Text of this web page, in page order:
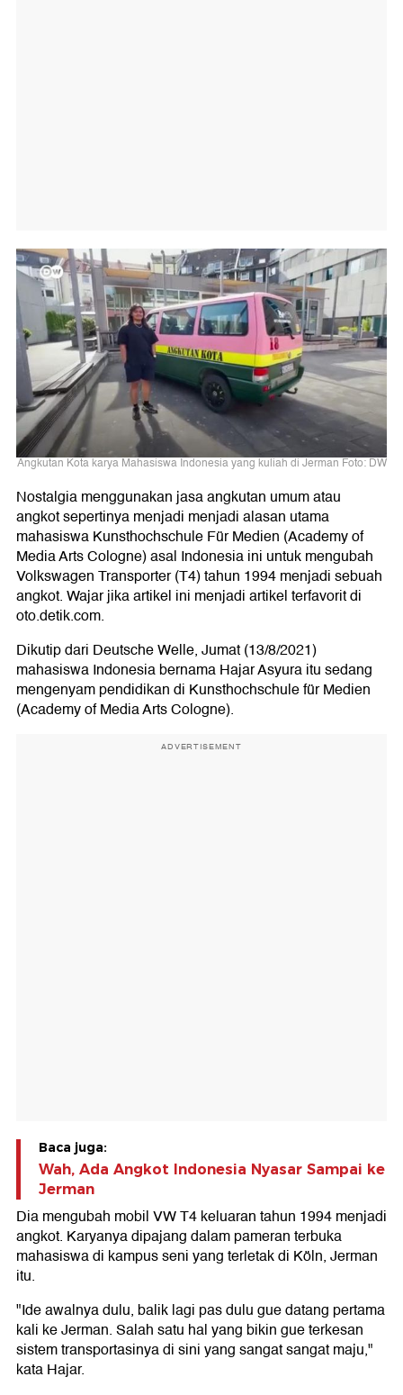
Angkutan Kota karya Mahasiswa Indonesia yang kuliah di Jerman Foto: DW
Nostalgia menggunakan jasa angkutan umum atau
angkot sepertinya menjadi menjadi alasan utama
mahasiswa Kunsthochschule Für Medien (Academy of
Media Arts Cologne) asal Indonesia ini untuk mengubah
Volkswagen Transporter (T4) tahun 1994 menjadi sebuah
angkot. Wajar jika artikel ini menjadi artikel terfavorit di
oto.detik.com.
Dikutip dari Deutsche Welle, Jumat (13/8/2021)
mahasiswa Indonesia bernama Hajar Asyura itu sedang
mengenyam pendidikan di Kunsthochschule für Medien
(Academy of Media Arts Cologne).
ADVERTISEMENT
Baca juga:
Wah, Ada Angkot Indonesia Nyasar Sampai ke
Jerman
Dia mengubah mobil VW T4 keluaran tahun 1994 menjadi
angkot. Karyanya dipajang dalam pameran terbuka
mahasiswa di kampus seni yang terletak di Köln, Jerman
itu.
"Ide awalnya dulu, balik lagi pas dulu gue datang pertama
kali ke Jerman. Salah satu hal yang bikin gue terkesan
sistem transportasinya di sini yang sangat sangat maju,"
kata Hajar.